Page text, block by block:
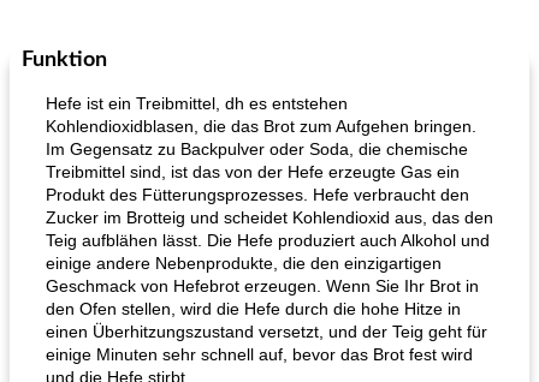
Mittagessen / Snacks
Hühnchen, Süßkartoffelsuppe
Funktion
Hefe ist ein Treibmittel, dh es entstehen
Kohlendioxidblasen, die das Brot zum Aufgehen bringen.
Im Gegensatz zu Backpulver oder Soda, die chemische
Treibmittel sind, ist das von der Hefe erzeugte Gas ein
Produkt des Fütterungsprozesses. Hefe verbraucht den
Zucker im Brotteig und scheidet Kohlendioxid aus, das den
Teig aufblähen lässt. Die Hefe produziert auch Alkohol und
einige andere Nebenprodukte, die den einzigartigen
Geschmack von Hefebrot erzeugen. Wenn Sie Ihr Brot in
den Ofen stellen, wird die Hefe durch die hohe Hitze in
einen Überhitzungszustand versetzt, und der Teig geht für
einige Minuten sehr schnell auf, bevor das Brot fest wird
und die Hefe stirbt.